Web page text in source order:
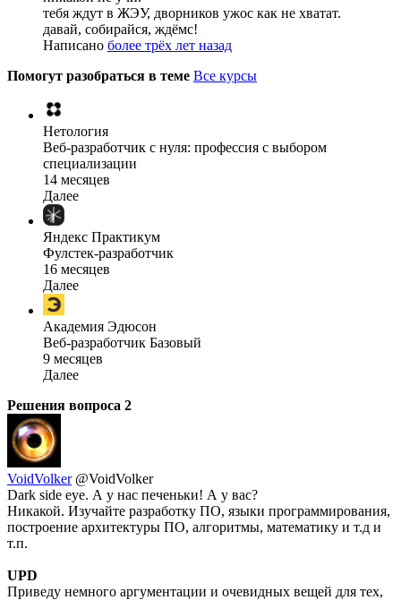
тебя ждут в ЖЭУ, дворников ужос как не хватат.
давай, собирайся, ждёмс!
Написано более трёх лет назад
Помогут разобраться в теме Все курсы
Нетология
Веб-разработчик с нуля: профессия с выбором
специализации
14 месяцев
Далее
Яндекс Практикум
Фулстек-разработчик
16 месяцев
Далее
Академия Эдюсон
Веб-разработчик Базовый
9 месяцев
Далее
Решения вопроса 2
VoidVolker @VoidVolker
Dark side eye. А у нас печеньки! А у вас?
Никакой. Изучайте разработку ПО, языки программирования,
построение архитектуры ПО, алгоритмы, математику и т.д и
т.п.
UPD
Приведу немного аргументации и очевидных вещей для тех,